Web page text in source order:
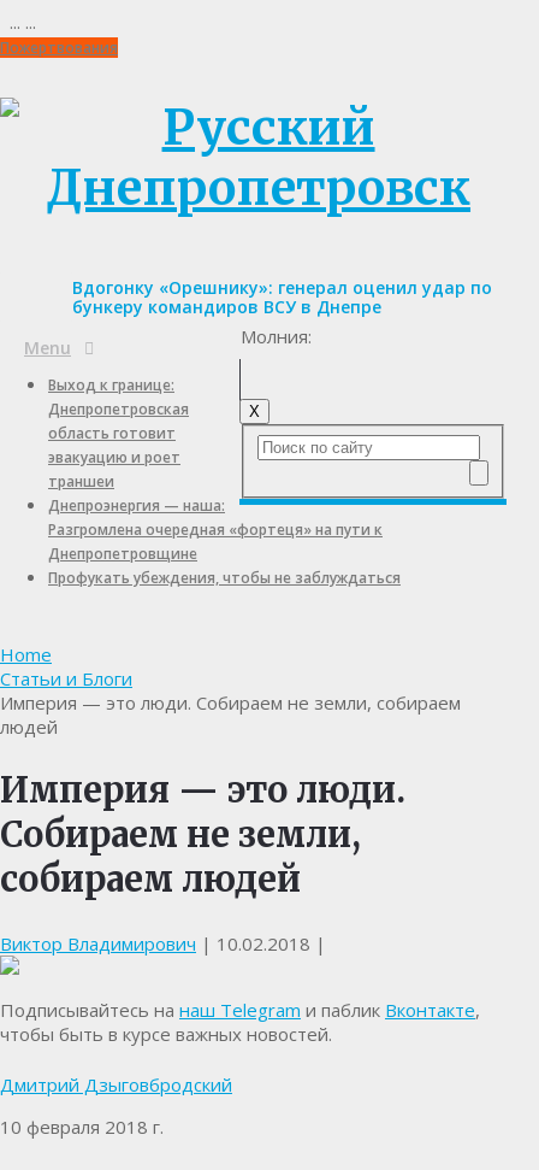
... ...
Пожертвования
Вдогонку «Орешнику»: генерал оценил удар по
бункеру командиров ВСУ в Днепре
Menu
X
Молния:
Выход к границе:
Днепропетровская
область готовит
эвакуацию и роет
траншеи
Днепроэнергия — наша:
Разгромлена очередная «фортеця» на пути к
Днепропетровщине
Профукать убеждения, чтобы не заблуждаться
Home
Статьи и Блоги
Империя — это люди. Собираем не земли, собираем
людей
Империя — это люди.
Собираем не земли,
собираем людей
Виктор Владимирович | 10.02.2018 |
Подписывайтесь на наш Telegram и паблик Вконтакте,
чтобы быть в курсе важных новостей.
Дмитрий Дзыговбродский
10 февраля 2018 г.